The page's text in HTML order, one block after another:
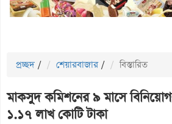
প্রচ্ছদ / শেয়ারবাজার / বিস্তারিত
মাকসুদ কমিশনের ৯ মাসে
১.১৭ লাখ কোটি টাকা